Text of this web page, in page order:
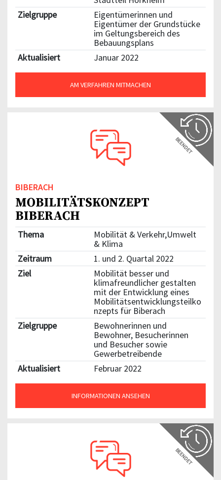
Zielgruppe
Eigentümerinnen und
Eigentümer der Grundstücke
im Geltungsbereich des
Bebauungsplans
Aktualisiert
Januar 2022
AM VERFAHREN MITMACHEN
BIBERACH
MOBILITÄTSKONZEPT
BIBERACH
Thema
Mobilität & Verkehr,Umwelt
& Klima
Zeitraum
1. und 2. Quartal 2022
Ziel
Mobilität besser und
klimafreundlicher gestalten
mit der Entwicklung eines
Mobilitätsentwicklungsteilko
nzepts für Biberach
Zielgruppe
Bewohnerinnen und
Bewohner, Besucherinnen
und Besucher sowie
Gewerbetreibende
Aktualisiert
Februar 2022
INFORMATIONEN ANSEHEN
BEENDET
BEENDET